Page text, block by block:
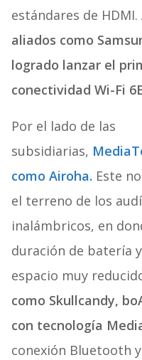
estándares de HDMI.
aliados como
logrado lanzar el
conectividad Wi-Fi
Por el lado de las
subsidiarias,
como Airoha. Este
el terreno de los
inalámbricos, en
duración de batería
espacio muy
como Skullcandy,
con tecnología
conexión Bluetooth